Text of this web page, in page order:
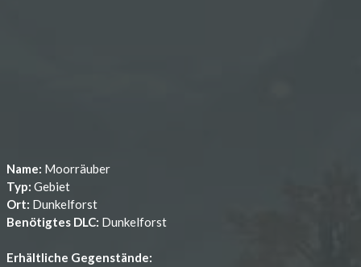
Name: Moorräuber
Typ: Gebiet
Ort: Dunkelforst
Benötigtes DLC: Dunkelforst
Erhältliche Gegenstände: